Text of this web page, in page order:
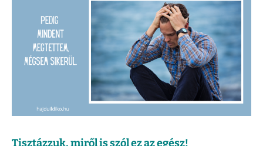
Tisztázzuk, miről is szól ez az egész!